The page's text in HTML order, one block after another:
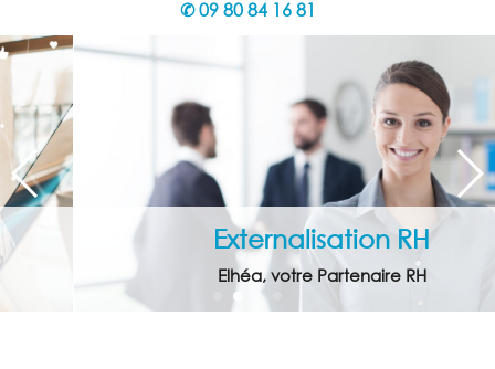
✆09 80 84 16 81
Externalisation RH
Elhéa, votre Partenaire RH